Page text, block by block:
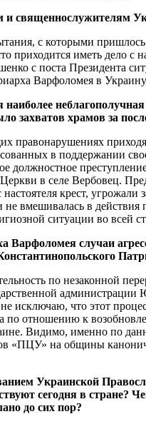
и священнослужителям
с которыми
приходится иметь дело с
с поста Президента
Варфоломея в
наиболее
захватов храмов за
правонарушениях
в поддержании
в селе Вербовец.
крест,
вмешивалась в действия
ситуации во всей
Варфоломея случаи
по незаконной
исключаю, что этот
по отношению к
Видимо, именно по
«ПЦУ» на общины
Украинской
сегодня в стране?
до сих пор?